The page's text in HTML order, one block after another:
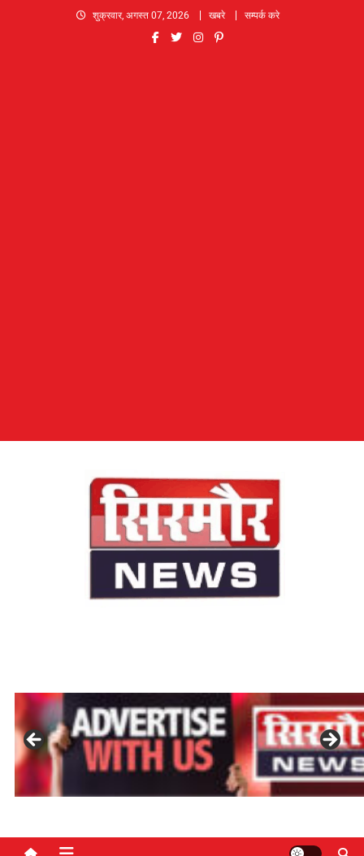
शुक्रवार, अगस्त 07, 2026 खबरे सम्पर्क करे